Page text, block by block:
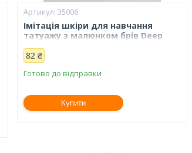
35006
Імітація шкіри для навчання
татуажу з малюнком брів Deep
82 ₴
Готово до відправки
Купити